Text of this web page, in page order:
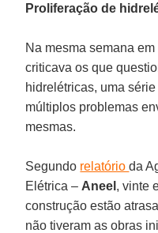
Proliferação de
Na mesma semana
criticava os que
hidrelétricas, uma
múltiplos problemas
mesmas.
Segundo relatórioda
Elétrica – Aneel , vinte
construção estão
não tiveram as obras